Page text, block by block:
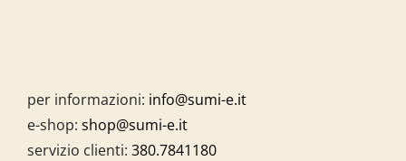
per informazioni: info@sumi-e.it
e-shop: shop@sumi-e.it
servizio clienti: 380.7841180